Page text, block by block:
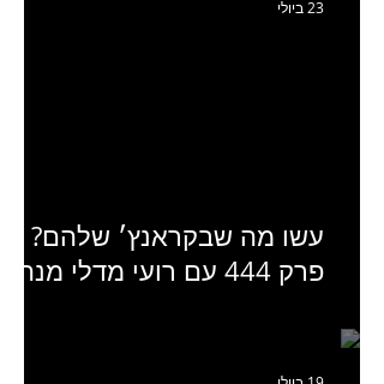
עשו מה שבקראנץ׳ שלהם?
פרק 444 עם רועי מדלי מנהל
23 ביולי